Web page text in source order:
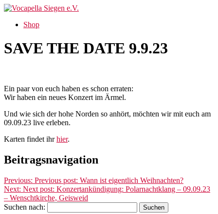
Shop
SAVE THE DATE 9.9.23
Ein paar von euch haben es schon erraten:
Wir haben ein neues Konzert im Ärmel.
Und wie sich der hohe Norden so anhört, möchten wir mit euch am
09.09.23 live erleben.
Karten findet ihrhier.
Beitragsnavigation
Previous: Previous post: Wann ist eigentlich Weihnachten?
Next: Next post: Konzertankündigung: Polarnachtklang – 09.09.23
– Wenschtkirche, Geisweid
Suchen nach: